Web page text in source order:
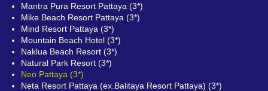
Mantra Pura Resort Pattaya (3*)
Mike Beach Resort Pattaya (3*)
Mind Resort Pattaya (3*)
Mountain Beach Hotel (3*)
Naklua Beach Resort (3*)
Natural Park Resort (3*)
Neo Pattaya (3*)
Neta Resort Pattaya (ex.Balitaya Resort Pattaya) (3*)